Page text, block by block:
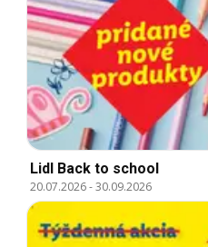
Lidl Back to school
20.07.2026-30.09.2026